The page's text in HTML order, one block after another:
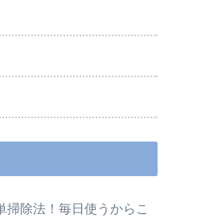
掃除法！毎日使うからこ